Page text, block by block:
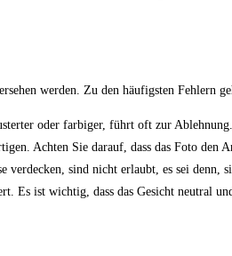
werden. Zu den häufigsten Fehlern
oder farbiger, führt oft zur Ablehnung.
Achten Sie darauf, dass das Foto den
verdecken, sind nicht erlaubt, es sei
Es ist wichtig, dass das Gesicht neutral